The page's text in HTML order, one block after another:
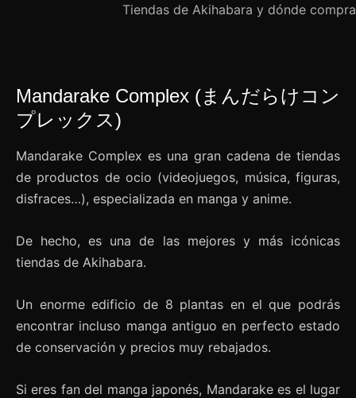
Tiendas de Akihabara y dónde
Mandarake Complex (まんだらけコン
プレックス)
Mandarake Complex es una gran cadena de tiendas
de productos de ocio (videojuegos, música, figuras,
disfraces…), especializada en manga y anime.
De hecho, es una de las mejores y más icónicas
tiendas de Akihabara.
Un enorme edificio de 8 plantas en el que podrás
encontrar incluso manga antiguo en perfecto estado
de conservación y precios muy rebajados.
Si eres fan del manga japonés, Mandarake es el lugar